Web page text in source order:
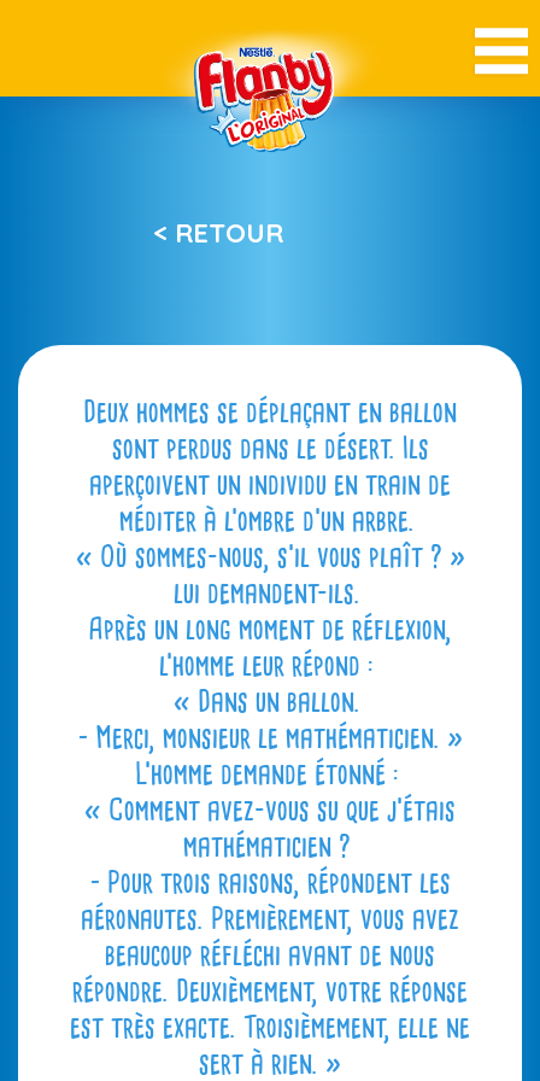
< RETOUR
Deux hommes se déplaçant en ballon
sont perdus dans le désert. Ils
aperçoivent un individu en train de
méditer à l’ombre d’un arbre.
« Où sommes-nous, s’il vous plaît ? »
lui demandent-ils.
Après un long moment de réflexion,
l’homme leur répond :
« Dans un ballon.
– Merci, monsieur le mathématicien. »
L’homme demande étonné :
« Comment avez-vous su que j’étais
mathématicien ?
– Pour trois raisons, répondent les
aéronautes. Premièrement, vous avez
beaucoup réfléchi avant de nous
répondre. Deuxièmement, votre réponse
est très exacte. Troisièmement, elle ne
sert à rien. »